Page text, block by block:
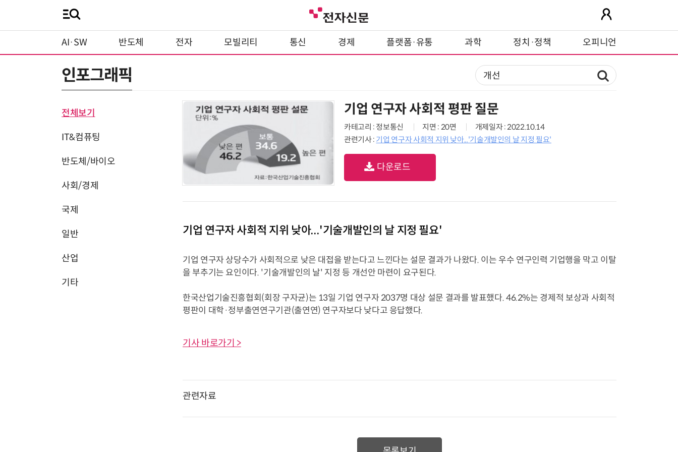
AI·SW 반도체 전자 모빌리티 통신 경제 플랫폼·유통 과학 정치·정책 오피니언
인포그래픽
전체보기
IT&컴퓨팅
반도체/바이오
사회/경제
국제
일반
산업
기타
기업 연구자 사회적 평판 질문
카테고리 : 정보통신 지면 : 20면
개제일자 : 2022.10.14
관련기사 : 기업 연구자 사회적 지위 낮아...'기술개발인의 날 지정 필요'
다운로드
기업 연구자 사회적 지위 낮아...'기술개발인의 날 지정 필요'
기업 연구자 상당수가 사회적으로 낮은 대접을 받는다고 느낀다는 설문 결과가 나왔다. 이는 우수 연구인력 기업행을 막고 이탈
을 부추기는 요인이다. '기술개발인의 날' 지정 등 개선안 마련이 요구된다.
한국산업기술진흥협회(회장 구자균)는 13일 기업 연구자 2037명 대상 설문 결과를 발표했다. 46.2%는 경제적 보상과 사회적
평판이 대학·정부출연연구기관(출연연) 연구자보다 낮다고 응답했다.
기사 바로가기 >
관련자료